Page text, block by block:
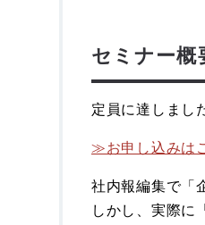
セミナー概
定員に達しまし
≫お申し込みは
社内報編集で「
しかし、実際に